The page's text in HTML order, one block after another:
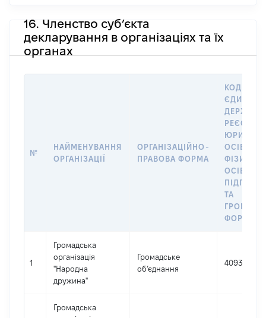
16. Членство суб’єкта
декларування в організаціях та їх
органах
№
НАЙМЕНУВАННЯ
ОРГАНІЗАЦІЇ
ОРГАНІЗАЦІЙНО-
ПРАВОВА ФОРМА
КОД В
РЕЄСТРІ
ОСІБ,
ОСІБ –
ТА
1
Громадська
організація
"Народна
дружина"
Громадське
об’єднання
40938612
Громадська